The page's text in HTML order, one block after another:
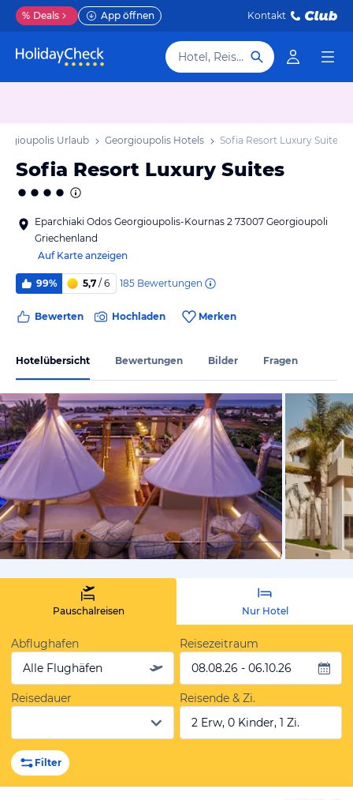
% Deals App öffnen Kontakt
Hotel, Reiseziel
Urlaub Georgioupolis Hotels Sofia Resort Luxury Suites
Sofia Resort Luxury Suites
Eparchiaki Odos Georgioupolis-Kournas 2 73007 Georgioupoli
Griechenland
Auf Karte anzeigen
99% 5,7 / 6 185 Bewertungen
Bewerten Hochladen Merken
Hotelübersicht Bewertungen Bilder Fragen
vom
Pauschalreisen Nur Hotel
Abflughafen
Alle Flughäfen
Reisezeitraum
08.08.26 - 06.10.26
Reisedauer
Reisende & Zi.
2 Erw, 0 Kinder, 1 Zi.
Filter